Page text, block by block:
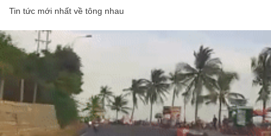
Tin tức mới nhất về tông nhau